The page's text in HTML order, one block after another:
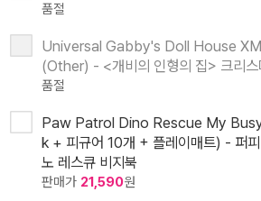
품절
Universal Gabby's Doll House
(Other) - <개비의 인형의 집> 크리스
품절
Paw Patrol Dino Rescue My
k + 피규어 10개 + 플레이매트) - 퍼피
노 레스큐 비지북
판매가 21,590원